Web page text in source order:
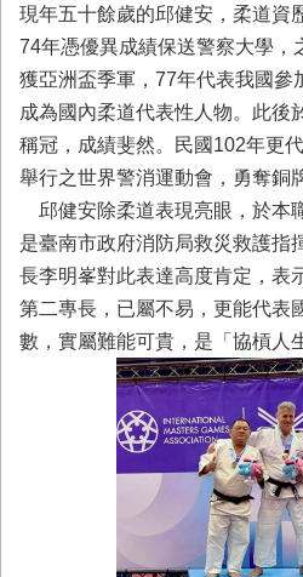
導
民
力
園
地
接
贈
與
公
開
徵
現年五十餘歲的邱健安，柔道資
74年憑優異成績保送警察大學，
獲亞洲盃季軍，77年代表我國參
成為國內柔道代表性人物。此後
稱冠，成績斐然。民國102年更
舉行之世界警消運動會，勇奪銅
邱健安除柔道表現亮眼，於本
是臺南市政府消防局救災救護指
長李明峯對此表達高度肯定，表
第二專長，已屬不易，更能代表
數，實屬難能可貴，是「協槓人